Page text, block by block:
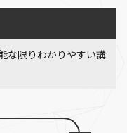
な限りわかりやすい講